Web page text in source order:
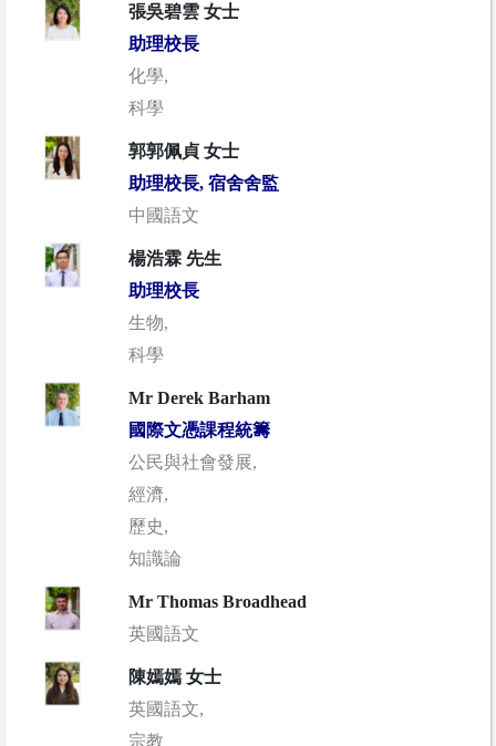
張吳碧雲 女士
助理校長
化學,
科學
郭郭佩貞 女士
助理校長, 宿舍舍監
中國語文
楊浩霖 先生
助理校長
生物,
科學
Mr Derek Barham
國際文憑課程統籌
公民與社會發展,
經濟,
歷史,
知識論
Mr Thomas Broadhead
英國語文
陳嫣嫣 女士
英國語文,
宗教